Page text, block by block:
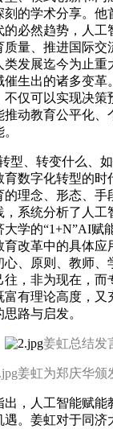
刻的学术分享。他
的必然趋势，人工
量、推进国际交
发展迄今为止重
催生出的诸多变
不仅可以实现决策
推动教育公平化、
型、转变什么、
数字化转型的时
的理念、形态、手
系统分析了人工
学的“1+N”AI赋
育改革中的具体应
心、原则、教师、
往，非为现在，而
富有理论高度，又
路与启发。
姜虹总结发
姜虹为郑庆华颁
，人工智能赋能
遇。姜虹对于同济